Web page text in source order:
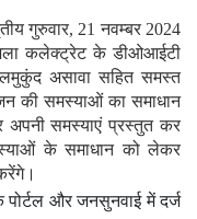
गुरुवार, 21 नवम्बर 2024
कलेक्ट्रेट के डीओआईटी
असावा सहित समस्त
की समस्याओं का समाधान
समस्याएं प्रस्तुत कर
के समाधान को लेकर
पोर्टल और जनसुनवाई में दर्ज